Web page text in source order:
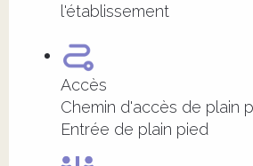
l'établissement
Accès
Chemin d'accès de plain
Entrée de plain pied